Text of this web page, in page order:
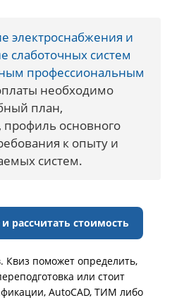
электроснабжения и
слаботочных систем
профессиональным
необходимо
план,
основного
к опыту и
систем.
рассчитать стоимость
Квиз поможет определить,
или стоит
AutoCAD, ТИМ либо